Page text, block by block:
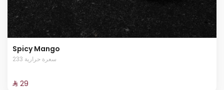
Spicy Mango
233 سعرة حرارية
⁨⁦‪‬ 29⁩